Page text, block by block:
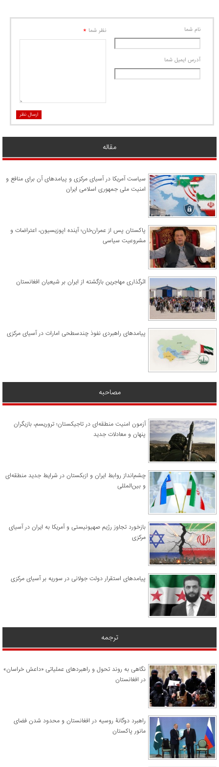
نام شما
آدرس ايميل شما
نظر شما *
ارسال نظر
مقاله
سیاست آمریکا در آسیای مرکزی و پیامدهای آن برای منافع و
امنیت ملی جمهوری اسلامی ایران
پاکستان پس از عمران‌خان؛ آینده اپوزیسیون، اعتراضات و
مشروعیت سیاسی
اثرگذاری مهاجرین بازگشته از ایران بر شیعیان افغانستان
پیامدهای راهبردی نفوذ چندسطحی امارات در آسیای مرکزی
مصاحبه
آزمون امنیت منطقه‌ای در تاجیکستان؛ تروریسم، بازیگران
پنهان و معادلات جدید
چشم‌انداز روابط ایران و ازبکستان در شرایط جدید منطقه‌ای
و بین‌المللی
​بازخورد تجاوز رژیم صهیونیستی و آمریکا به ایران در آسیای
مرکزی
پیامدهای استقرار دولت جولانی در سوریه بر آسیای مرکزی
ترجمه
نگاهی به روند تحول و راهبردهای عملیاتی «داعش خراسان»
در افغانستان
راهبرد دوگانۀ روسیه در افغانستان و محدود شدن فضای
مانور پاکستان